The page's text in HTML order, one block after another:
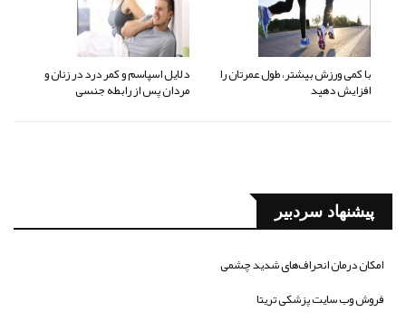
با کمی ورزش بیشتر، طول عمرتان را
افزایش دهید
دلایل اسپاسم و کمر درد در زنان و
مردان پس از رابطه جنسی
پیشنهاد سردبیر
امکان درمان انحراف‌های شدید چشمی
فروش وب سایت پزشکی تریتا